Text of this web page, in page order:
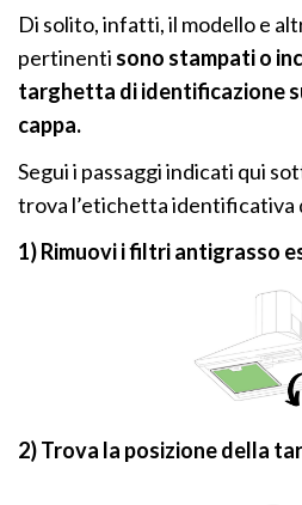
Di solito, infatti, il modello e
pertinenti sono stampati o
targhetta di identificazione
cappa.
Segui i passaggi indicati qui
trova l’etichetta identificativa
1) Rimuovi i filtri antigrasso
2)Trova la posizione della